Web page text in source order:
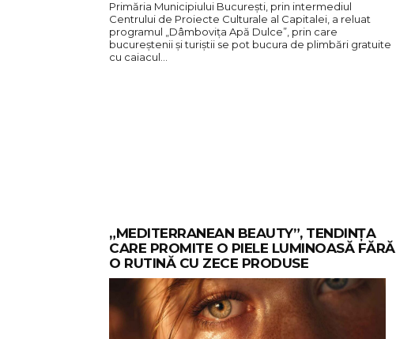
Primăria Municipiului București, prin intermediul
Centrului de Proiecte Culturale al Capitalei, a reluat
programul „Dâmbovița Apă Dulce”, prin care
bucureștenii și turiștii se pot bucura de plimbări gratuite
cu caiacul…
„MEDITERRANEAN BEAUTY”, TENDINȚA
CARE PROMITE O PIELE LUMINOASĂ FĂRĂ
O RUTINĂ CU ZECE PRODUSE